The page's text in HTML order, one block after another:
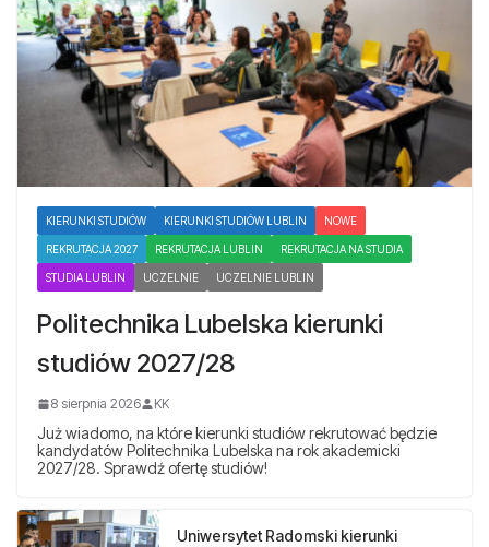
KIERUNKI STUDIÓW KIERUNKI STUDIÓW LUBLIN NOWE
REKRUTACJA 2027 REKRUTACJA LUBLIN REKRUTACJA NA STUDIA
STUDIA LUBLIN UCZELNIE UCZELNIE LUBLIN
Politechnika Lubelska kierunki
studiów 2027/28
8 sierpnia 2026 KK
Już wiadomo, na które kierunki studiów rekrutować będzie
kandydatów Politechnika Lubelska na rok akademicki
2027/28. Sprawdź ofertę studiów!
Uniwersytet Radomski kierunki